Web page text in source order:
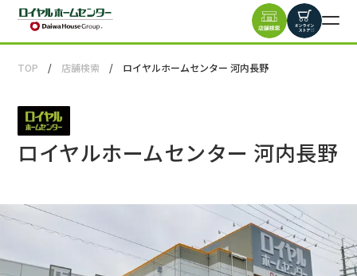
TOP 店舗検索 ロイヤルホームセンター 河内長野
ロイヤルホームセンター 河内長野